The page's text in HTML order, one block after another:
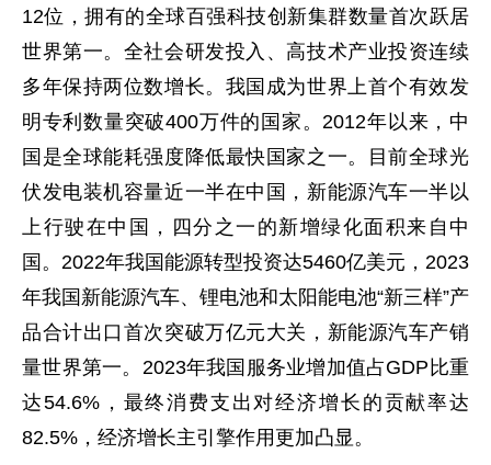
12位，拥有的全球百强科技创新集群数量首次跃居
世界第一。全社会研发投入、高技术产业投资连续
多年保持两位数增长。我国成为世界上首个有效发
明专利数量突破400万件的国家。2012年以来，中
国是全球能耗强度降低最快国家之一。目前全球光
伏发电装机容量近一半在中国，新能源汽车一半以
上行驶在中国，四分之一的新增绿化面积来自中
国。2022年我国能源转型投资达5460亿美元，2023
年我国新能源汽车、锂电池和太阳能电池“新三样”产
品合计出口首次突破万亿元大关，新能源汽车产销
量世界第一。2023年我国服务业增加值占GDP比重
达54.6%，最终消费支出对经济增长的贡献率达
82.5%，经济增长主引擎作用更加凸显。